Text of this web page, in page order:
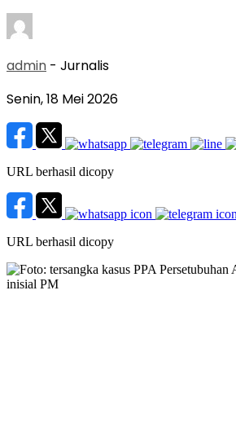
admin - Jurnalis
Senin, 18 Mei 2026
URL berhasil dicopy
URL berhasil dicopy